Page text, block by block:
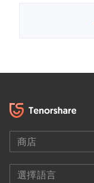
商店
選擇語言